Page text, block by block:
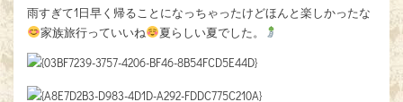
雨すぎて1日早く帰ることになっちゃったけどほんと楽しかったな
家族旅行っていいね
夏らしい夏でした。